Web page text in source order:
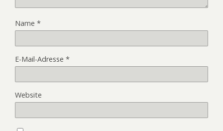
Name *
E-Mail-Adresse *
Website